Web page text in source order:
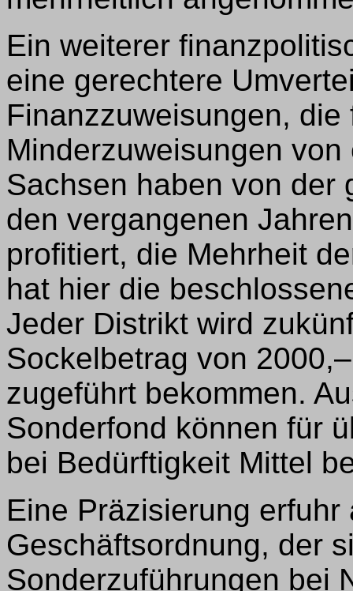
Ein weiterer
eine gerechtere
Finanzzuweisungen,
Minderzuweisungen
Sachsen haben von der
den vergangenen
profitiert, die Mehrheit
hat hier die
Jeder Distrikt wird
Sockelbetrag von
zugeführt bekommen.
Sonderfond können für
bei Bedürftigkeit Mittel
Eine Präzisierung
Geschäftsordnung, der
Sonderzuführungen bei